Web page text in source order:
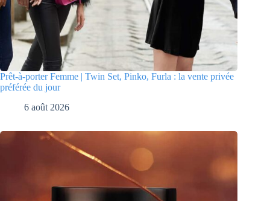
Prêt-à-porter Femme | Twin Set, Pinko, Furla : la vente privée
préférée du jour
6 août 2026